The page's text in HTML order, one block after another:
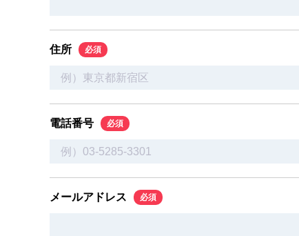
住所 必須
電話番号 必須
メールアドレス 必須